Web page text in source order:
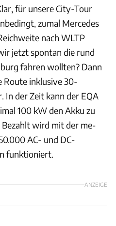
für unsere City-Tour
zumal Mercedes
nach WLTP
jetzt spontan die rund
fahren wollten? Dann
Route inklusive 30-
In der Zeit kann der EQA
100 kW den Akku zu
wird mit der me-
AC- und DC-
funktioniert.
ANZEIGE